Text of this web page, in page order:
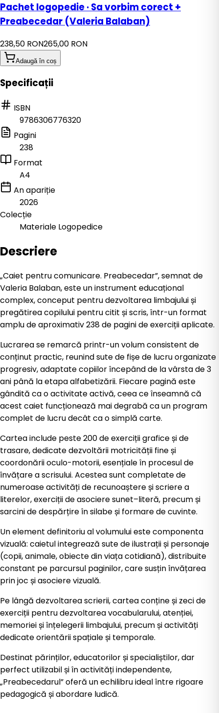
Pachet logopedie · Sa vorbim corect +
Preabecedar (Valeria Balaban)
238,50 RON265,00 RON
Adaugă în coș
Specificații
ISBN
9786306776320
Pagini
238
Format
A4
An apariție
2026
Colecție
Materiale Logopedice
Descriere
„Caiet pentru comunicare. Preabecedar”, semnat de
Valeria Balaban, este un instrument educațional
complex, conceput pentru dezvoltarea limbajului și
pregătirea copilului pentru citit și scris, într-un format
amplu de aproximativ 238 de pagini de exerciții aplicate.
Lucrarea se remarcă printr-un volum consistent de
conținut practic, reunind sute de fișe de lucru organizate
progresiv, adaptate copiilor începând de la vârsta de 3
ani până la etapa alfabetizării. Fiecare pagină este
gândită ca o activitate activă, ceea ce înseamnă că
acest caiet funcționează mai degrabă ca un program
complet de lucru decât ca o simplă carte.
Cartea include peste 200 de exerciții grafice și de
trasare, dedicate dezvoltării motricității fine și
coordonării oculo-motorii, esențiale în procesul de
învățare a scrisului. Acestea sunt completate de
numeroase activități de recunoaștere și scriere a
literelor, exerciții de asociere sunet–literă, precum și
sarcini de despărțire în silabe și formare de cuvinte.
Un element definitoriu al volumului este componenta
vizuală: caietul integrează sute de ilustrații și personaje
(copii, animale, obiecte din viața cotidiană), distribuite
constant pe parcursul paginilor, care susțin învățarea
prin joc și asociere vizuală.
Pe lângă dezvoltarea scrierii, cartea conține și zeci de
exerciții pentru dezvoltarea vocabularului, atenției,
memoriei și înțelegerii limbajului, precum și activități
dedicate orientării spațiale și temporale.
Destinat părinților, educatorilor și specialiștilor, dar
perfect utilizabil și în activități independente,
„Preabecedarul” oferă un echilibru ideal între rigoare
pedagogică și abordare ludică.